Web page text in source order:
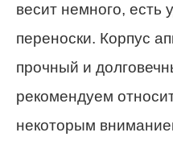
весит немного, есть
переноски. Корпус
прочный и
рекомендуем
некоторым